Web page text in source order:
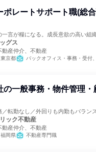
ポレートサポート職(総
一言が糧になる。成長意欲の高い組
グス
動産仲介、不動産
東京都 バックオフィス・事務・受付
の一般事務・物件管理・
／転勤なし／外回りも内勤もバラン
ック不動産
動産仲介、不動産
福岡県 不動産専門職